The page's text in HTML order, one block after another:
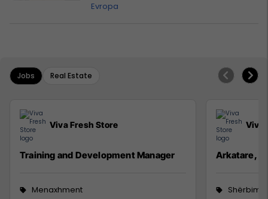
Evropa
Jobs Real Estate
Viva Fresh Store
Training and Development Manager
Menaxhment
Viva
Arkatare,